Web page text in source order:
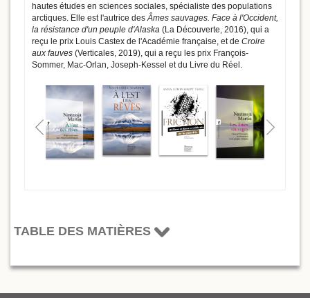
hautes études en sciences sociales, spécialiste des populations
arctiques. Elle est l'autrice des Âmes sauvages. Face à l'Occident,
la résistance d'un peuple d'Alaska (La Découverte, 2016), qui a
reçu le prix Louis Castex de l'Académie française, et de Croire
aux fauves (Verticales, 2019), qui a reçu les prix François-
Sommer, Mac-Orlan, Joseph-Kessel et du Livre du Réel.
TABLE DES MATIÈRES